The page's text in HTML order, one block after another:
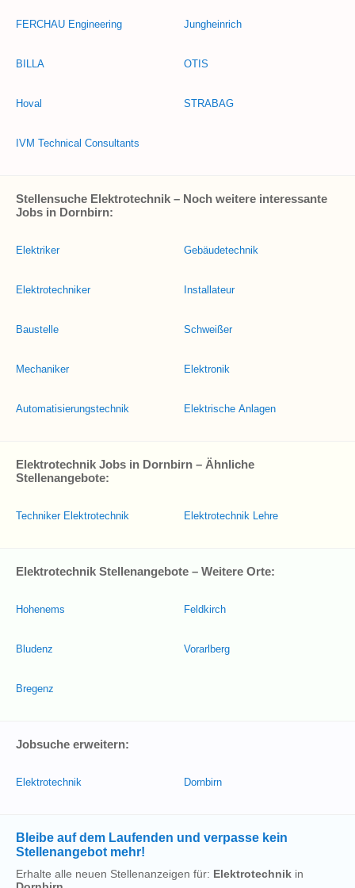
FERCHAU Engineering
BILLA
Hoval
IVM Technical Consultants
Jungheinrich
OTIS
STRABAG
Stellensuche Elektrotechnik – Noch weitere interessante
Jobs in Dornbirn:
Elektriker
Elektrotechniker
Baustelle
Mechaniker
Automatisierungstechnik
Gebäudetechnik
Installateur
Schweißer
Elektronik
Elektrische Anlagen
Elektrotechnik Jobs in Dornbirn – Ähnliche
Stellenangebote:
Techniker Elektrotechnik Elektrotechnik Lehre
Elektrotechnik Stellenangebote – Weitere Orte:
Hohenems
Bludenz
Bregenz
Feldkirch
Vorarlberg
Jobsuche erweitern:
Elektrotechnik Dornbirn
Bleibe auf dem Laufenden und verpasse kein
Stellenangebot mehr!
Erhalte alle neuen Stellenanzeigen für: Elektrotechnik in